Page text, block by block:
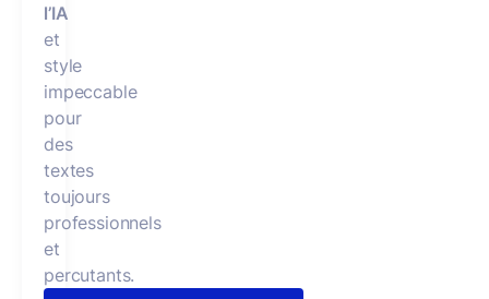
l’IA
et
style
impeccable
pour
des
textes
toujours
professionnels
et
percutants.